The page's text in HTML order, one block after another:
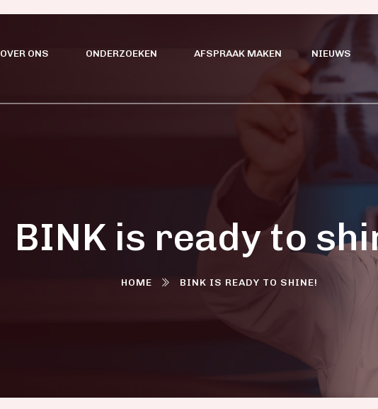
OVER ONS ONDERZOEKEN AFSPRAAK MAKEN NIEUWS
BINK is ready to
HOME BINK IS READY TO SHINE!